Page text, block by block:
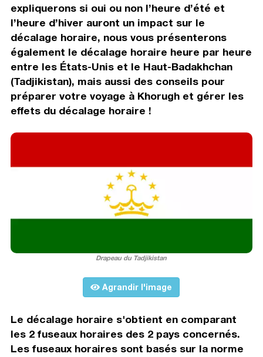
expliquerons si oui ou non l’heure d’été et
l’heure d’hiver auront un impact sur le
décalage horaire, nous vous présenterons
également le décalage horaire heure par heure
entre les États-Unis et le Haut-Badakhchan
(Tadjikistan), mais aussi des conseils pour
préparer votre voyage à Khorugh et gérer les
effets du décalage horaire !
Drapeau du Tadjikistan
Agrandir l'image
Le décalage horaire s'obtient en comparant
les 2 fuseaux horaires des 2 pays concernés.
Les fuseaux horaires sont basés sur la norme